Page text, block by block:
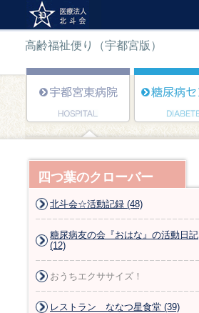
高齢福祉便り（宇都宮版）
四つ葉のクローバー
北斗会☆活動記録 (48)
糖尿病友の会『おはな』の活動日記
(12)
おうちエクササイズ！
レストラン ななつ星食堂 (39)